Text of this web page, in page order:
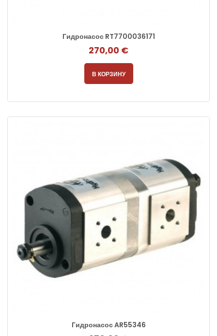
Гидронасос RT7700036171
270,00 €
В КОРЗИНУ
Гидронасос AR55346